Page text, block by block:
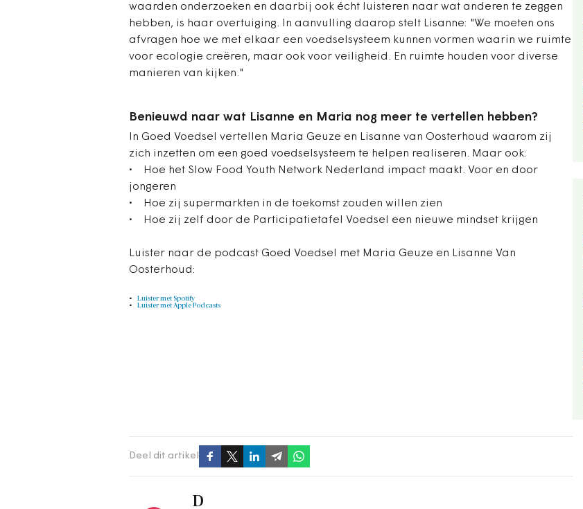
waarden onderzoeken en daarbij ook écht luisteren naar wat anderen te zeggen
hebben, is haar overtuiging. In aanvulling daarop stelt Lisanne: "We moeten ons
afvragen hoe we met elkaar een voedselsysteem kunnen vormen waarin we ruimte
voor ecologie creëren, maar ook voor veiligheid. En ruimte houden voor diverse
manieren van kijken."
Benieuwd naar wat Lisanne en Maria nog meer te vertellen hebben?
In Goed Voedsel vertellen Maria Geuze en Lisanne van Oosterhoud waarom zij
zich inzetten om een goed voedselsysteem te helpen realiseren. Maar ook:
• Hoe het Slow Food Youth Network Nederland impact maakt. Voor en door
jongeren
• Hoe zij supermarkten in de toekomst zouden willen zien
• Hoe zij zelf door de Participatietafel Voedsel een nieuwe mindset krijgen
Luister naar de podcast Goed Voedsel met Maria Geuze en Lisanne Van
Oosterhoud:
Luister met Spotify
Luister met Apple Podcasts
Deel dit artikel
D